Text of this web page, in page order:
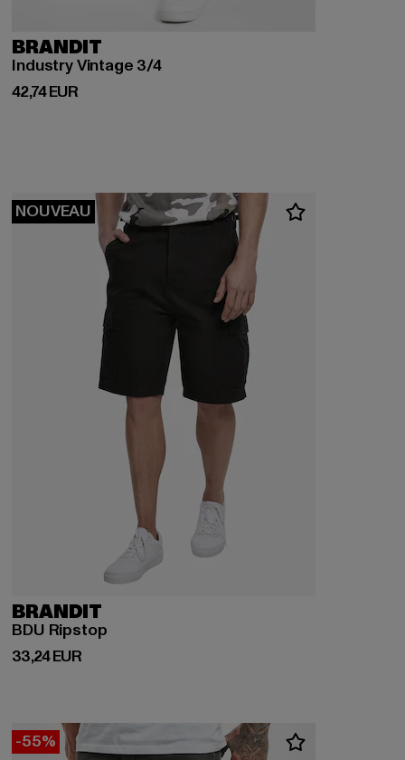
BRANDIT
Industry Vintage 3/4
42,74 EUR
Prix courant: 42,74 EUR
NOUVEAU
BRANDIT
BDU Ripstop
33,24 EUR
Prix courant: 33,24 EUR
-55%